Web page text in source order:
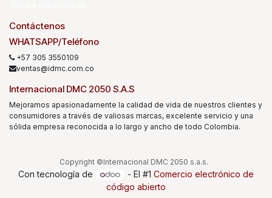
Contáctenos
WHATSAPP/Teléfono
+57 305 3550109
ventas@idmc.com.co
Internacional DMC 2050 S.A.S
Mejoramos apasionadamente la calidad de vida de nuestros clientes y
consumidores a través de valiosas marcas, excelente servicio y una
sólida empresa reconocida a lo largo y ancho de todo Colombia.
Copyright ©Internacional DMC 2050 s.a.s.
Con tecnología de - El #1 Comercio electrónico de
código abierto